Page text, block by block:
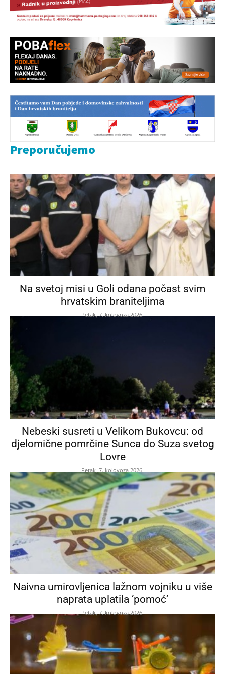
Preporučujemo
Na svetoj misi u Goli odana počast svim
hrvatskim braniteljima
Petak, 7. kolovoza 2026.
Nebeski susreti u Velikom Bukovcu: od
djelomične pomrčine Sunca do Suza svetog
Lovre
Petak, 7. kolovoza 2026.
Naivna umirovljenica lažnom vojniku u više
naprata uplatila ‘pomoć’
Petak, 7. kolovoza 2026.